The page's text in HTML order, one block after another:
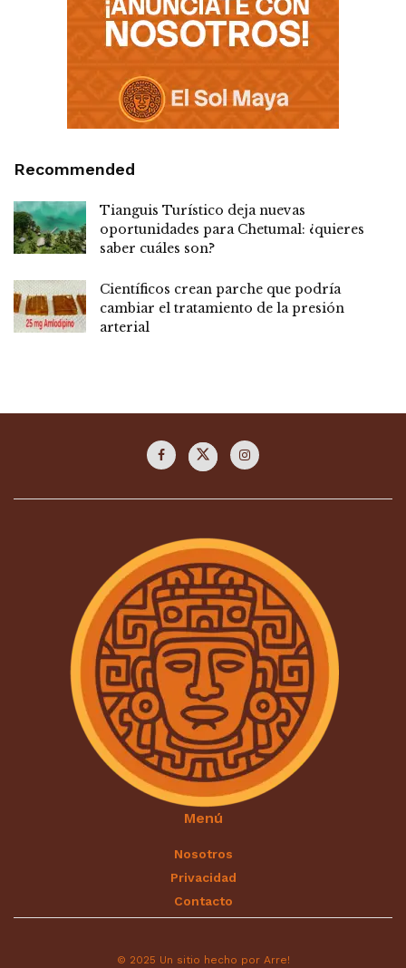
Recommended
Tianguis Turístico deja nuevas
oportunidades para Chetumal: ¿quieres
saber cuáles son?
Científicos crean parche que podría
cambiar el tratamiento de la presión
arterial
Menú
Nosotros
Privacidad
Contacto
© 2025 Un sitio hecho por Arre!